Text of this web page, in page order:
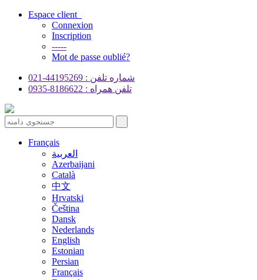
Espace client
Connexion
Inscription
-----
Mot de passe oublié?
شماره تلفن : 44195269-021
تلفن همراه : 8186622-0935
Français
العربية
Azerbaijani
Català
中文
Hrvatski
Čeština
Dansk
Nederlands
English
Estonian
Persian
Français